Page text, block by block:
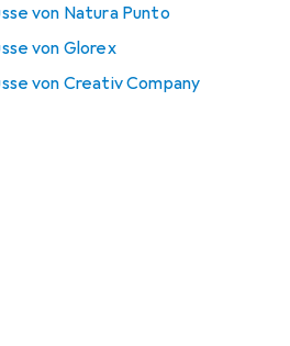
von Natura Punto
von Glorex
von Creativ Company